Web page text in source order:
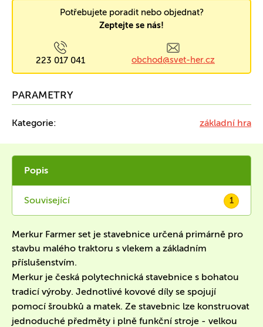
Potřebujete poradit nebo objednat?
Zeptejte se nás!
223 017 041 obchod@svet-her.cz
PARAMETRY
Kategorie: základní hra
Popis
Související 1
Merkur Farmer set je stavebnice určená primárně pro
stavbu malého traktoru s vlekem a základním
příslušenstvím.
Merkur je česká polytechnická stavebnice s bohatou
tradicí výroby. Jednotlivé kovové díly se spojují
pomocí šroubků a matek. Ze stavebnic lze konstruovat
jednoduché předměty i plně funkční stroje - velkou